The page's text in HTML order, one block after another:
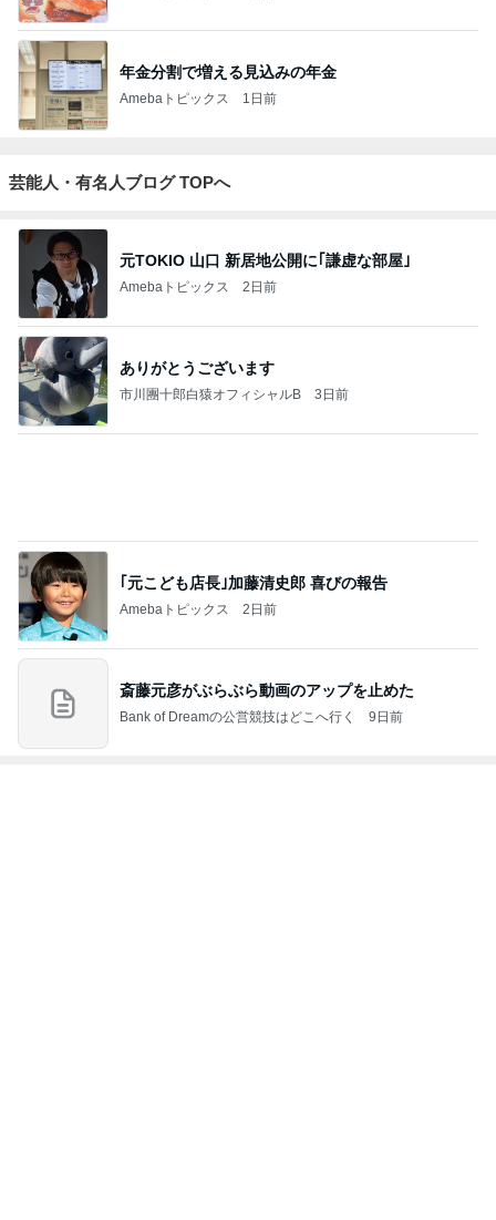
年金分割で増える見込みの年金
Amebaトピックス 1日前
芸能人・有名人ブログ TOPへ
元TOKIO 山口 新居地公開に｢謙虚な部屋｣
Amebaトピックス 2日前
ありがとうございます
市川團十郎白猿オフィシャルB 3日前
｢元こども店長｣加藤清史郎 喜びの報告
Amebaトピックス 2日前
斎藤元彦がぶらぶら動画のアップを止めた
Bank of Dreamの公営競技はどこへ行く 9日前